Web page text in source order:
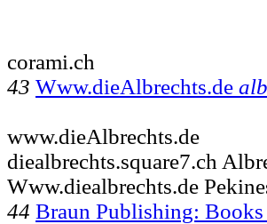
corami.ch
43 Www.dieAlbrechts.de
www.dieAlbrechts.de
diealbrechts.square7.ch
Www.diealbrechts.de
44 Braun Publishing: Books